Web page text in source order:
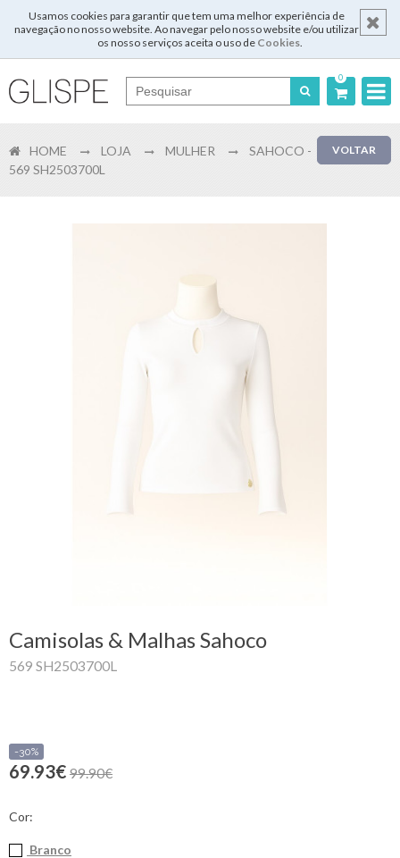
Usamos cookies para garantir que tem uma melhor experiência de
navegação no nosso website. Ao navegar pelo nosso website e/ou utilizar
os nosso serviços aceita o uso de Cookies.
0
English
Registar
Marcas
VOLTAR
HOME LOJA MULHER
SAHOCO -
569 SH2503700L
Camisolas & Malhas Sahoco
569 SH2503700L
-30%
69.93€ 99.90€
Cor:
Branco